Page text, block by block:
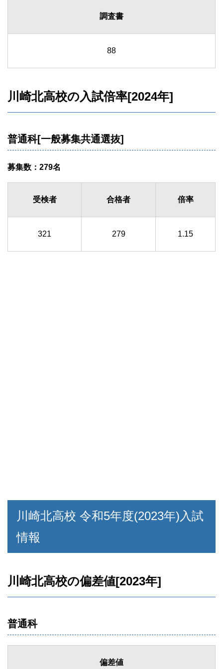
調査書
88
川崎北高校の入試倍率[2024年]
普通科[一般募集共通選抜]
募集数：279名
受検者 合格者 倍率
321 279 1.15
川崎北高校 令和5年度(2023年)入試
情報
川崎北高校の偏差値[2023年]
普通科
偏差値